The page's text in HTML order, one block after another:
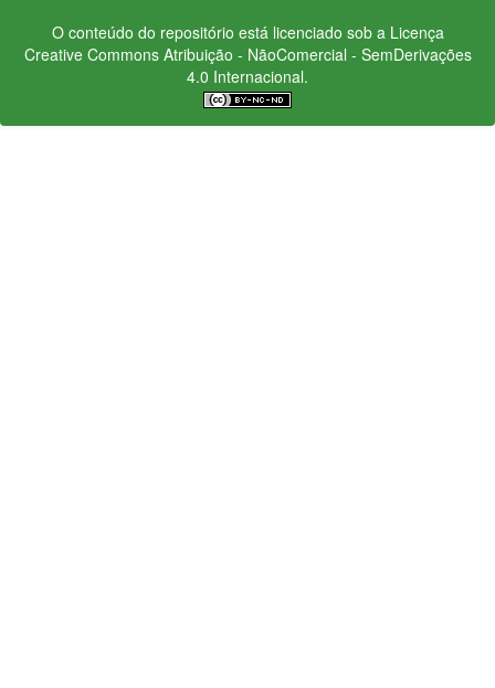
O conteúdo do repositório está licenciado sob a Licença
Creative CommonsAtribuição - NãoComercial - SemDerivações
4.0 Internacional.